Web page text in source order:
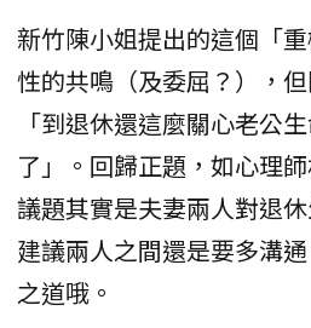
新竹陳小姐提出的這個「
性的共鳴（及委屈？），
「到退休還這麼關心老公
了」。回歸正題，如心理
議題其實是夫妻兩人對退
建議兩人之間還是要多溝
之道哦。